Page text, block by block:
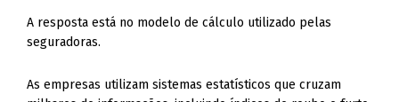
A resposta está no modelo de cálculo utilizado pelas
seguradoras.
As empresas utilizam sistemas estatísticos que cruzam